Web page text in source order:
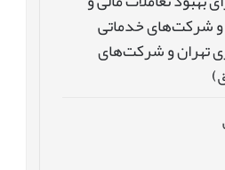
شرکت‌های خدماتی
تهران و شرکت‌های